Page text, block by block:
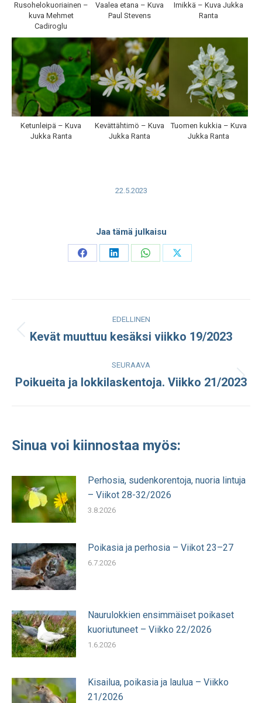
Rusohelokuoriainen –
kuva Mehmet
Cadiroglu
Vaalea etana – Kuva
Paul Stevens
Imikkä – Kuva Jukka
Ranta
Ketunleipä – Kuva
Jukka Ranta
Kevättähtimö – Kuva
Jukka Ranta
Tuomen kukkia – Kuva
Jukka Ranta
22.5.2023
Jaa tämä julkaisu
Share
Share
Share
Share
navigation
EDELLINEN
Edellinen
Kevät muuttuu kesäksi viikko 19/2023
SEURAAVA
Seuraava
Poikueita ja lokkilaskentoja. Viikko 21/2023
Sinua voi kiinnostaa myös:
Perhosia, sudenkorentoja, nuoria lintuja
– Viikot 28-32/2026
3.8.2026
Poikasia ja perhosia – Viikot 23–27
6.7.2026
Naurulokkien ensimmäiset poikaset
kuoriutuneet – Viikko 22/2026
1.6.2026
Kisailua, poikasia ja laulua – Viikko
21/2026